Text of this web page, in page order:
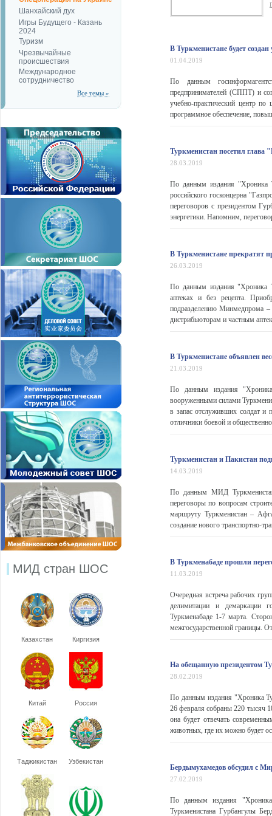
Шанхайский дух
Игры Будущего - Казань
2024
Туризм
Чрезвычайные
происшествия
Международное
сотрудничество
Все темы »
МИД стран ШОС
Казахстан Киргизия
Китай Россия
Таджикистан Узбекистан
В Туркменистане будет
01.04.2019
По данным
предпринимателей (СППТ) и
учебно-практический центр
программное обеспечение,
Туркменистан посетил глава
28.03.2019
По данным издания "Хроника
российского госконцерна
переговоров с президентом
энергетики. Напомним,
В Туркменистане прекратят
26.03.2019
По данным издания "Хроника
аптеках и без рецепта.
подразделению Минмедпрома
дистрибьюторам и частным
В Туркменистане объявлен
21.03.2019
По данным издания
вооруженными силами
в запас отслуживших солдат и
отличники боевой и
Туркменистан и Пакистан
14.03.2019
По данным МИД
переговоры по вопросам
маршруту Туркменистан –
создание нового транспортно-
В Туркменабаде прошли
11.03.2019
Очередная встреча рабочих
делимитации и демаркации
Туркменабаде 1-7 марта.
межгосударственной границы.
На обещанную президентом
28.02.2019
По данным издания "Хроника
26 февраля собраны 220 тысяч
она будет отвечать
животных, где их можно будет
Бердымухамедов обсудил с
27.02.2019
По данным издания "Хроника
Туркменистана Гурбангулы